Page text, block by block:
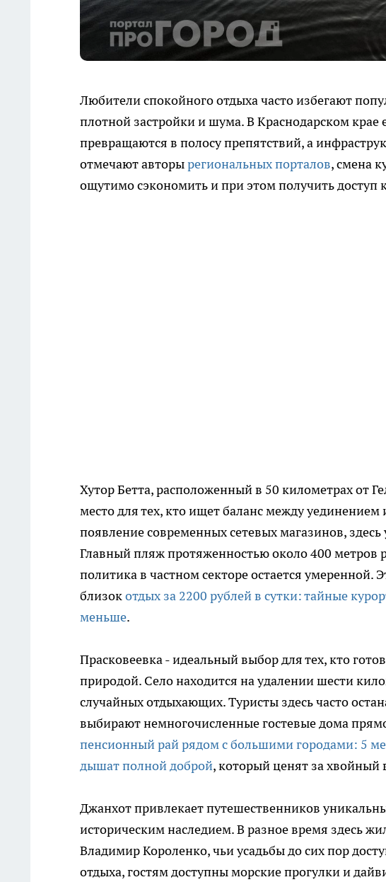
Любители спокойного отдыха часто избегают
плотной застройки и шума. В Краснодарском крае
превращаются в полосу препятствий, а
отмечают авторырегиональных порталов, смена
ощутимо сэкономить и при этом получить доступ
Хутор Бетта, расположенный в 50 километрах от
место для тех, кто ищет баланс между
появление современных сетевых магазинов,
Главный пляж протяженностью около 400 метров
политика в частном секторе остается умеренной.
близокотдых за 2200 рублей в сутки: тайные
меньше.
Прасковеевка - идеальный выбор для тех, кто
природой. Село находится на удалении шести
случайных отдыхающих. Туристы здесь часто
выбирают немногочисленные гостевые дома
пенсионный рай рядом с большими городами: 5
дышат полной доброй, который ценят за хвойный
Джанхот привлекает путешественников
историческим наследием. В разное время здесь
Владимир Короленко, чьи усадьбы до сих пор
отдыха, гостям доступны морские прогулки и